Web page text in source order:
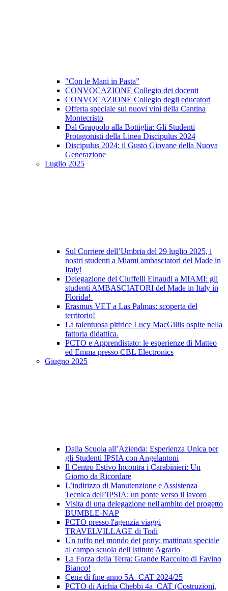
"Con le Mani in Pasta”
CONVOCAZIONE Collegio dei docenti
CONVOCAZIONE Collegio degli educatori
Offerta speciale sui nuovi vini della Cantina
Montecristo
Dal Grappolo alla Bottiglia: Gli Studenti
Protagonisti della Linea Discipulus 2024
Discipulus 2024: il Gusto Giovane della Nuova
Generazione
Luglio 2025
Sul Corriere dell’Umbria del 29 luglio 2025, i
nostri studenti a Miami ambasciatori del Made in
Italy!
Delegazione del Ciuffelli Einaudi a MIAMI: gli
studenti AMBASCIATORI del Made in Italy in
Florida!
Erasmus VET a Las Palmas: scoperta del
territorio!
La talentuosa pittrice Lucy MacGillis ospite nella
fattoria didattica.
PCTO e Apprendistato: le esperienze di Matteo
ed Emma presso CBL Electronics
Giugno 2025
Dalla Scuola all’Azienda: Esperienza Unica per
gli Studenti IPSIA con Angelantoni
Il Centro Estivo Incontra i Carabinieri: Un
Giorno da Ricordare
L’indirizzo di Manutenzione e Assistenza
Tecnica dell’IPSIA: un ponte verso il lavoro
Visita di una delegazione nell'ambito del progetto
BUMBLE-NAP
PCTO presso l'agenzia viaggi
TRAVELVILLAGE di Todi
Un tuffo nel mondo dei pony: mattinata speciale
al campo scuola dell'Istituto Agrario
La Forza della Terra: Grande Raccolto di Favino
Bianco!
Cena di fine anno 5A_CAT 2024/25
PCTO di Aichia Chebbi 4a_CAT (Costruzioni,